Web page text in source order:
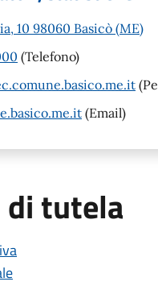
10 98060 Basicò (ME)
(Telefono)
(Email)
tutela